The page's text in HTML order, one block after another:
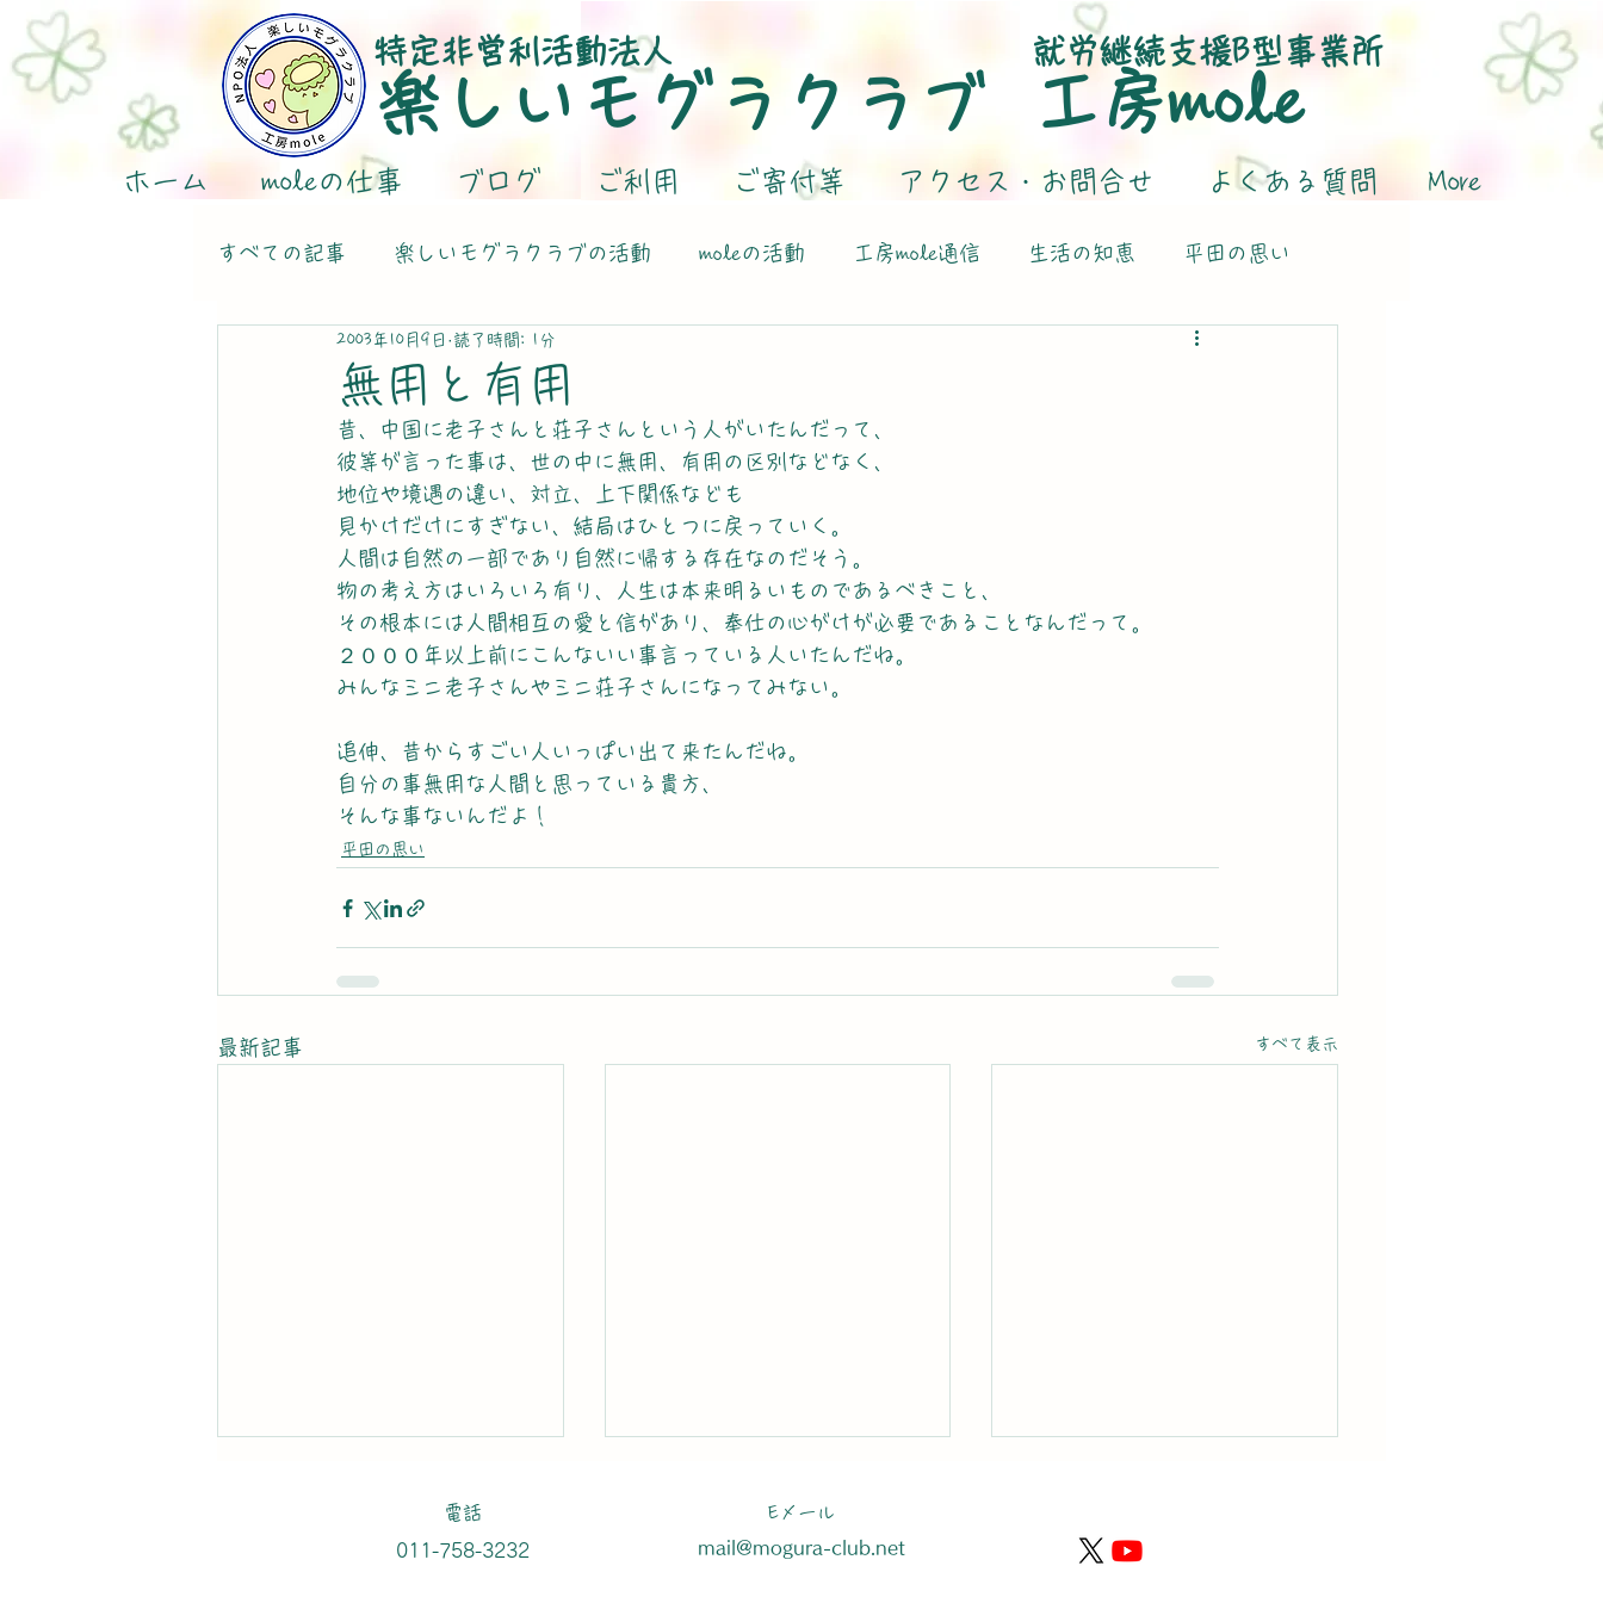
特定非営利活動法人
楽しいモグラクラブ
ホーム moleの仕事 ブログ ご利用 ご寄付等 アクセス・お問合せ よくある質問 More
就労継続支援B型事業所
​工房mole
すべての記事 楽しいモグラクラブの活動 moleの活動 工房mole通信 生活の知恵 平田の思い
無用と有用
2003年10月9日 読了時間: 1分
昔、中国に老子さんと荘子さんという人がいたんだって、
彼等が言った事は、世の中に無用、有用の区別などなく、
地位や境遇の違い、対立、上下関係なども
見かけだけにすぎない、結局はひとつに戻っていく。
人間は自然の一部であり自然に帰する存在なのだそう。
物の考え方はいろいろ有り、人生は本来明るいものであるべきこと、
その根本には人間相互の愛と信があり、奉仕の心がけが必要であることなんだって。
２０００年以上前にこんないい事言っている人いたんだね。
みんなミニ老子さんやミニ荘子さんになってみない。
追伸、昔からすごい人いっぱい出て来たんだね。
自分の事無用な人間と思っている貴方、
そんな事ないんだよ！
平田の思い
最新記事 すべて表示
平田の発達障がいの内側からの感
電話
011-758-3232
Eメール
mail@mogura-club.net